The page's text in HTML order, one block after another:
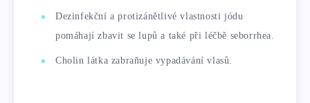
Dezinfekční a protizánětlivé vlastnosti jódu
pomáhají zbavit se lupů a také při léčbě seborrhea.
Cholin látka zabraňuje vypadávání vlasů.